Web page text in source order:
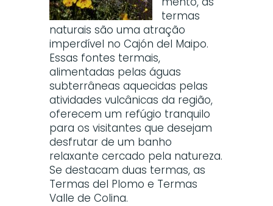
termas
naturais são uma atração
imperdível no Cajón del Maipo.
Essas fontes termais,
alimentadas pelas águas
subterrâneas aquecidas pelas
atividades vulcânicas da região,
oferecem um refúgio tranquilo
para os visitantes que desejam
desfrutar de um banho
relaxante cercado pela natureza.
Se destacam duas termas, as
Termas del Plomo e Termas
Valle de Colina.